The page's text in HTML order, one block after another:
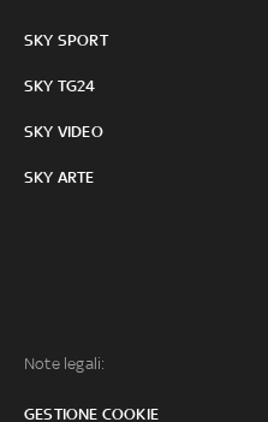
SKY SPORT
SKY TG24
SKY VIDEO
SKY ARTE
Note legali:
GESTIONE COOKIE